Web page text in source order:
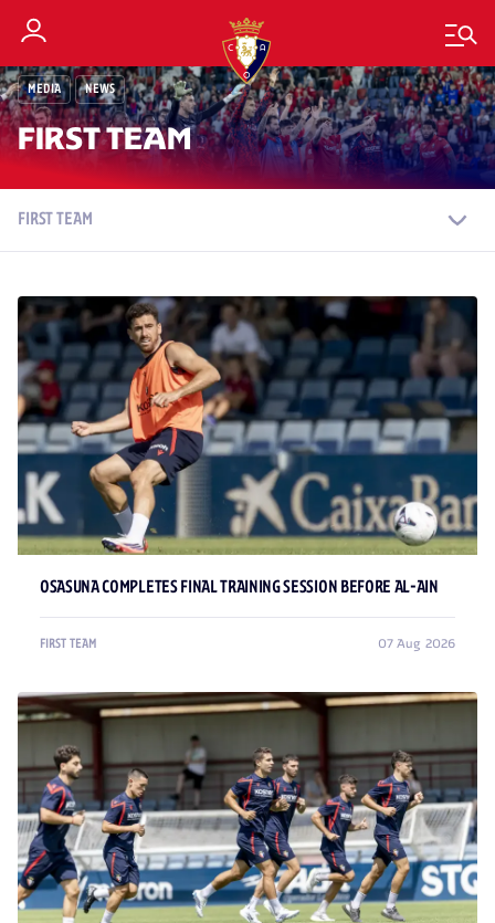
MEDIA NEWS
FIRST TEAM
FIRST TEAM
OSASUNA COMPLETES FINAL TRAINING SESSION BEFORE AL-AIN
FIRST TEAM 07 Aug 2026